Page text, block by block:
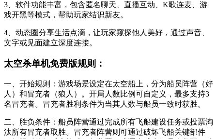
3、软件功能丰富，包含匿名聊天、直播互动、K歌连麦、游
戏开黑等模式，帮助玩家结识新友。
4、动态圈分享生活点滴，让玩家窥探他人美好，通过声音、
文字或见面建立深度连接。
太空杀单机免费版规则：
一、开始规则：游戏场景设定在太空船上，分为船员阵营（好
人）和冒充者（狼人）。开局人数比例可自定义，最多支持3
名冒充者。冒充者胜利条件为当其人数与船员一致时获胜。
二、胜负条件：船员阵营通过完成所有飞船建设任务或投票淘
汰所有冒充者取胜。冒充者阵营则可通过破坏飞船关键部件